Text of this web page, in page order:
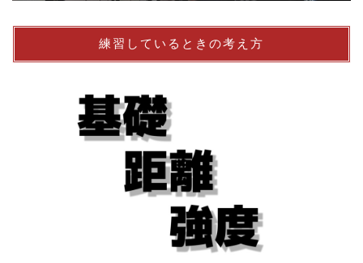
練習しているときの考え方